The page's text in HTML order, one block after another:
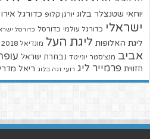
יוחאי שטנצלר בלוג יורגן קלופ כדורגל
ישראלי כדורגל עולמי כדורסל כדורסל
ליגת האלופות ליגת העל מונדיאל 2018
אביב מנצ'סטר יונייטד נבחרת ישראל
הזווית פרמייר ליג רועי זגה בלוג ריאל